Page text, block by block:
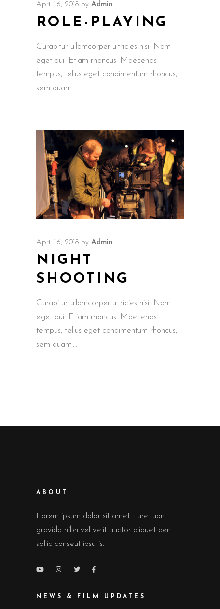
April 16, 2018 by Admin
ROLE-PLAYING
Curabitur ullamcorper ultricies nisi. Nam
eget dui. Etiam rhoncus. Maecenas
tempus, tellus eget condimentum rhoncus,
sem quam
April 16, 2018 by Admin
NIGHT
SHOOTING
Curabitur ullamcorper ultricies nisi. Nam
eget dui. Etiam rhoncus. Maecenas
tempus, tellus eget condimentum rhoncus,
sem quam
ABOUT
Lorem ipsum dolor sit amet. Turel upn
gravida nibh vel velit auctor aliquet aen
sollic conseut ipsutis.
NEWS & FILM UPDATES